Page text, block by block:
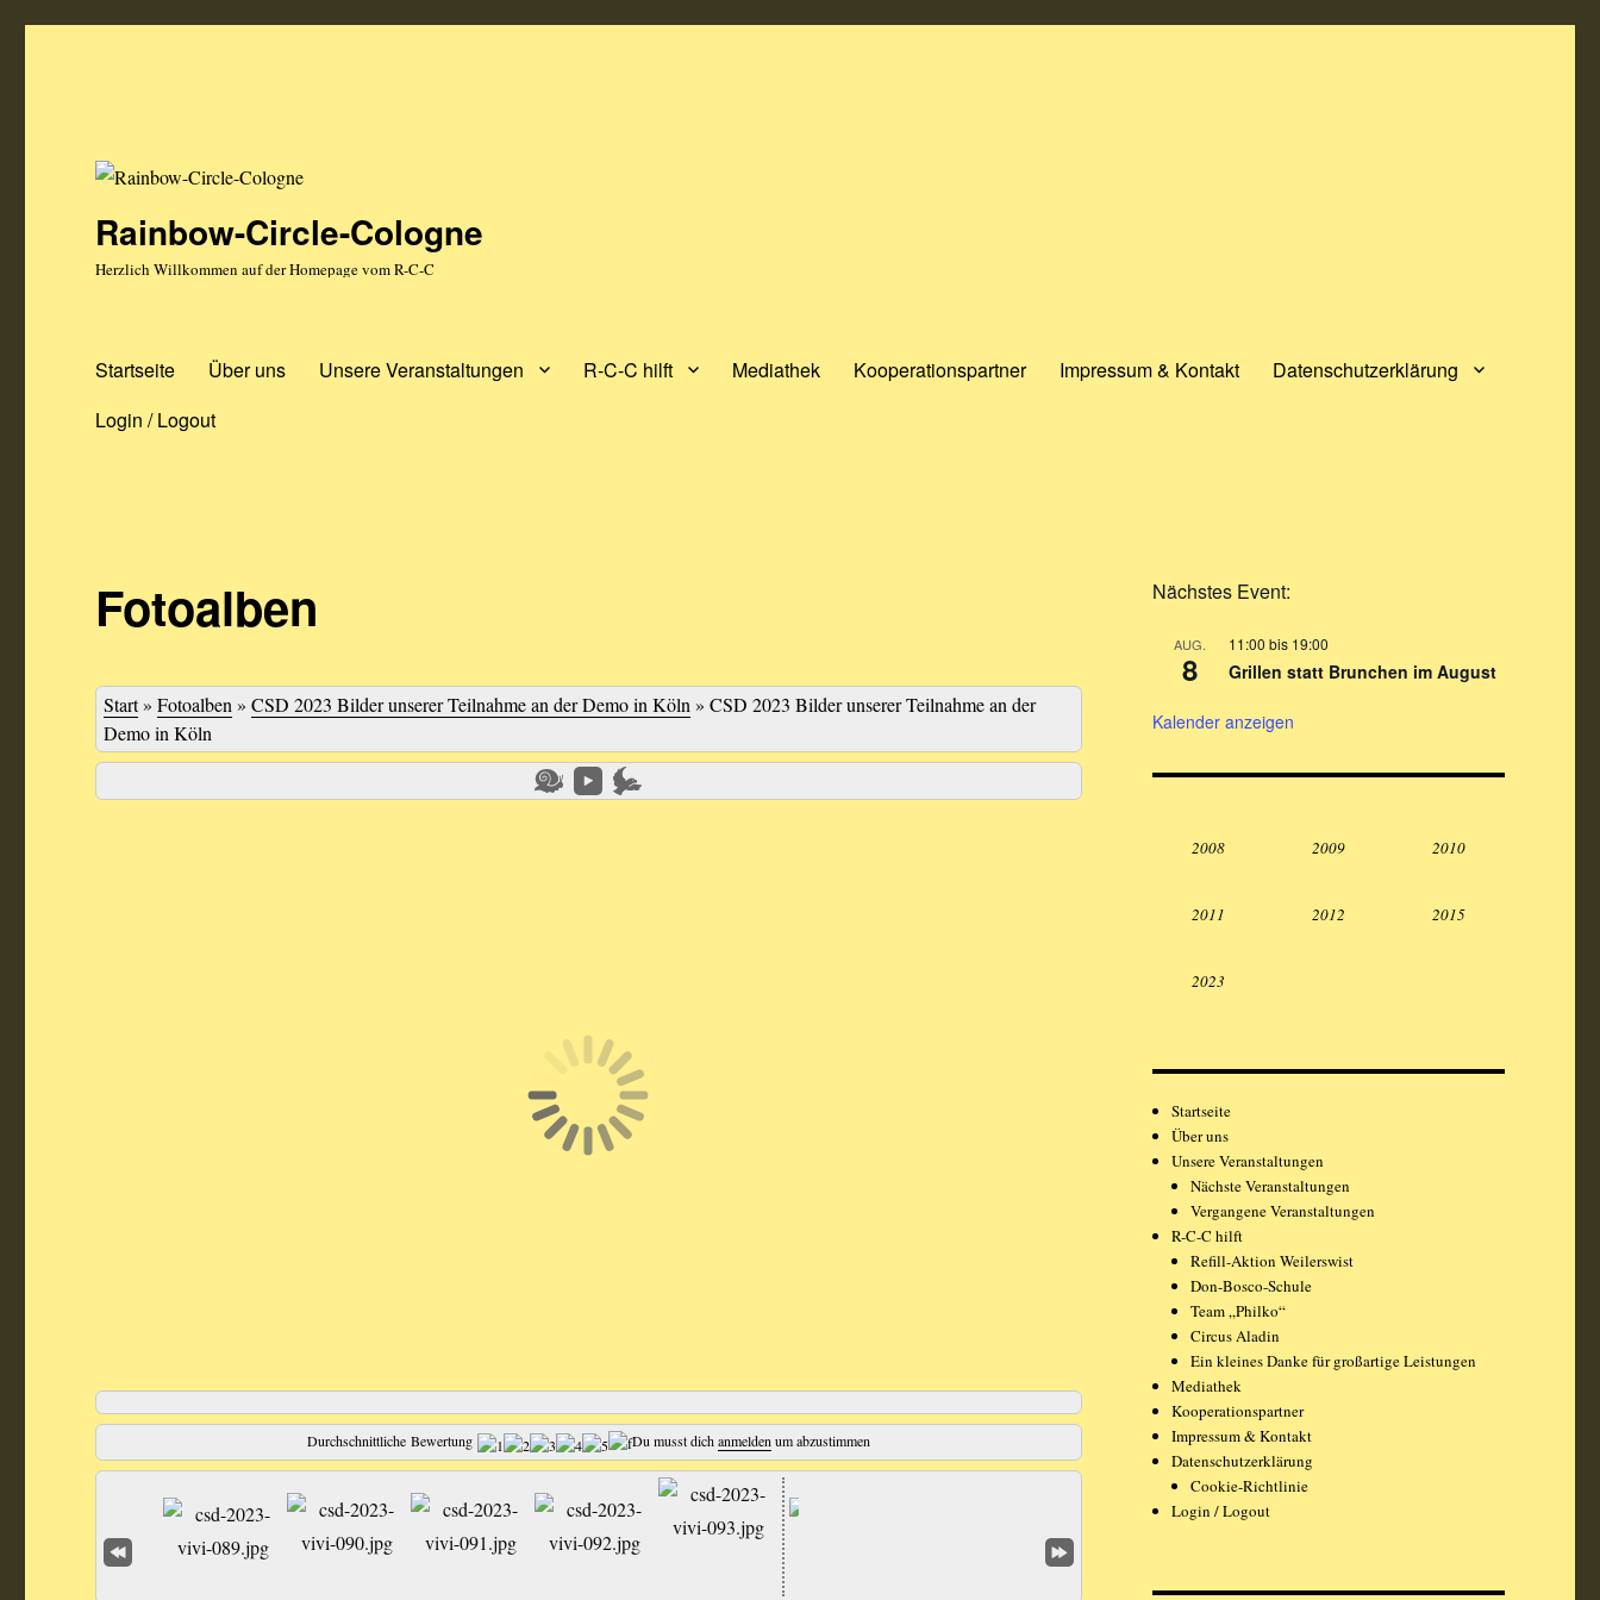
Rainbow-Circle-Cologne
Herzlich Willkommen auf der Homepage vom R-C-C
Startseite Über uns Unsere Veranstaltungen R-C-C hilft Mediathek Kooperationspartner Impressum & Kontakt
Datenschutzerklärung
Login / Logout
Fotoalben
Start»Fotoalben»CSD 2023 Bilder unserer Teilnahme an der Demo in Köln»CSD 2023 Bilder unserer Teilnahme an der
Demo in Köln
Durchschnittliche Bewertung Du musst dichanmeldenum abzustimmen
Nächstes Event:
AUG.
8
11:00 bis 19:00
Grillen statt Brunchen im August
Kalender anzeigen
2008 2009 2010
2011 2012 2015
2023
Startseite
Über uns
Unsere Veranstaltungen
Nächste Veranstaltungen
Vergangene Veranstaltungen
R-C-C hilft
Refill-Aktion Weilerswist
Don-Bosco-Schule
Team „Philko“
Circus Aladin
Ein kleines Danke für großartige Leistungen
Mediathek
Kooperationspartner
Impressum & Kontakt
Datenschutzerklärung
Cookie-Richtlinie
Login / Logout